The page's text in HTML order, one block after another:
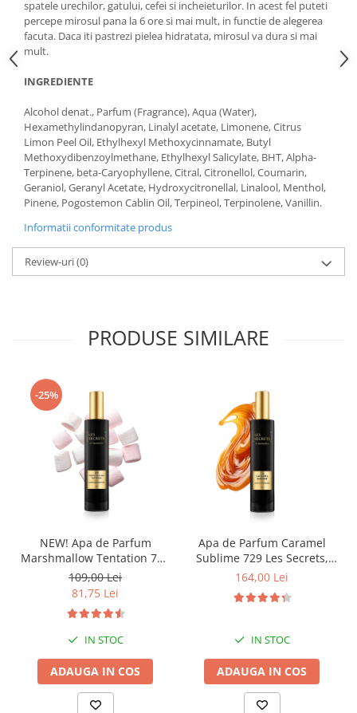
spatele urechilor, gatului, cefei si incheieturilor. In acest fel puteti
percepe mirosul pana la 6 ore si mai mult, in functie de alegerea
facuta. Daca iti pastrezi pielea hidratata, mirosul va dura si mai
mult.
INGREDIENTE
Alcohol denat., Parfum (Fragrance), Aqua (Water),
Hexamethylindanopyran, Linalyl acetate, Limonene, Citrus
Limon Peel Oil, Ethylhexyl Methoxycinnamate, Butyl
Methoxydibenzoylmethane, Ethylhexyl Salicylate, BHT, Alpha-
Terpinene, beta-Caryophyllene, Citral, Citronellol, Coumarin,
Geraniol, Geranyl Acetate, Hydroxycitronellal, Linalool, Menthol,
Pinene, Pogostemon Cablin Oil, Terpineol, Terpinolene, Vanillin.
Informatii conformitate produs
Review-uri(0)
PRODUSE SIMILARE
-25%
NEW! Apa de Parfum
Marshmallow Tentation 758
Les Secrets, Unisex, 50 ml,
Equivalenza
109,00 Lei
81,75 Lei
IN STOC
ADAUGA IN COS
Apa de Parfum Caramel
Sublime 729 Les Secrets,
Unisex, 100 ml, Equivalenza
164,00 Lei
IN STOC
ADAUGA IN COS